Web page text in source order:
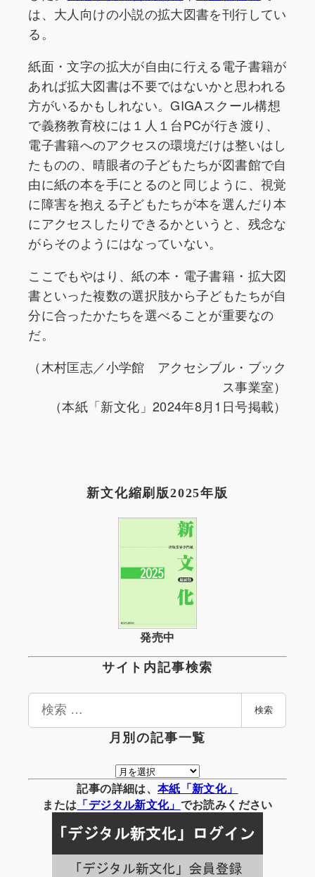
は、大人向けの小説の拡大図書を刊行してい
る。
紙面・文字の拡大が自由に行える電子書籍が
あれば拡大図書は不要ではないかと思われる
方がいるかもしれない。GIGAスクール構想
で義務教育校には１人１台PCが行き渡り、
電子書籍へのアクセスの環境だけは整いはし
たものの、晴眼者の子どもたちが図書館で自
由に紙の本を手にとるのと同じように、視覚
に障害を抱える子どもたちが本を選んだり本
にアクセスしたりできるかというと、残念な
がらそのようにはなっていない。
ここでもやはり、紙の本・電子書籍・拡大図
書といった複数の選択肢から子どもたちが自
分に合ったかたちを選べることが重要なの
だ。
（木村匡志／小学館 アクセシブル・ブック
ス事業室）
（本紙「新文化」2024年8月1日号掲載）
新文化縮刷版2025年版
発売中
サイト内記事検索
検
検索
月別の記事一覧
月
別
の
事
一
覧
記事の詳細は、 本紙「新文化」
または 「デジタル新文化」 でお読みください